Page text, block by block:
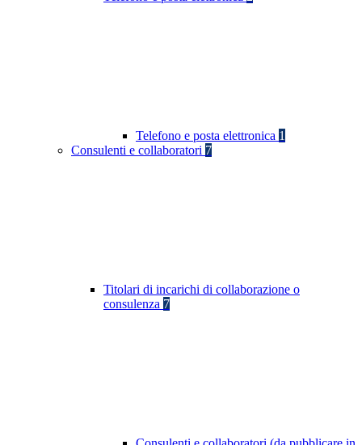
Telefono e posta elettronica 1
Consulenti e collaboratori 7
Titolari di incarichi di collaborazione o
consulenza 7